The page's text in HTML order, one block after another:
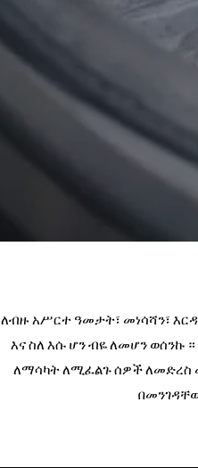
ለብዙ አሥርተ ዓመታት፣ መነሳሻን፣
እና ስለ እሱ ሆን ብዬ ለመሆን ወሰንኩ
ለማሳካት ለሚፈልጉ ሰዎች ለመድረስ